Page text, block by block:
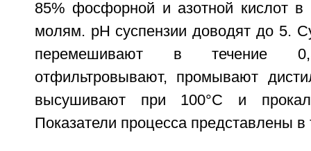
85% фосфорной и азотной кислот
молям. рН суспензии доводят до 5.
перемешивают в течение
отфильтровывают, промывают
высушивают при 100°С и
Показатели процесса представлены в